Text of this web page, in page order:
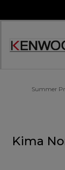
Accessibility
Summer
Kima